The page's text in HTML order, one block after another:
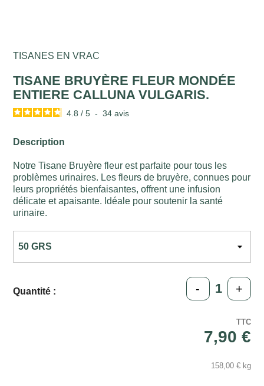
TISANES EN VRAC
TISANE BRUYÈRE FLEUR MONDÉE
ENTIERE CALLUNA VULGARIS.
4.8 / 5 - 34avis
Description
Notre Tisane Bruyère fleur est parfaite pour tous les
problèmes urinaires. Les fleurs de bruyère, connues pour
leurs propriétés bienfaisantes, offrent une infusion
délicate et apaisante. Idéale pour soutenir la santé
urinaire.
Quantité : - +
TTC
7,90 €
158,00 € kg